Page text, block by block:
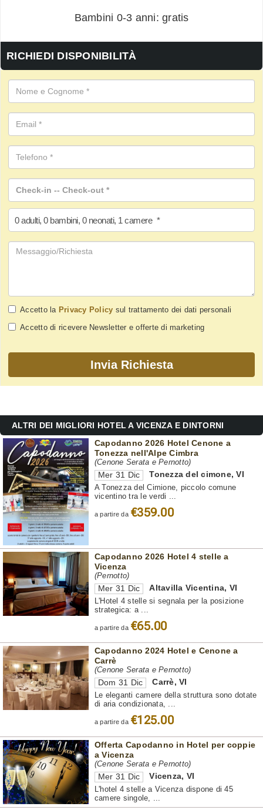
Bambini 0-3 anni: gratis
RICHIEDI DISPONIBILITÀ
0 adulti, 0 bambini, 0 neonati, 1 camere *
Accetto la Privacy Policy sul trattamento dei dati personali
Accetto di ricevere Newsletter e offerte di marketing
ALTRI DEI MIGLIORI HOTEL A VICENZA E DINTORNI
Capodanno 2026 Hotel Cenone a
Tonezza nell'Alpe Cimbra
(Cenone Serata e Pernotto)
Mer 31 Dic Tonezza del cimone,VI
A Tonezza del Cimione, piccolo comune
vicentino tra le verdi ...
a partire da €359.00
Capodanno 2026 Hotel 4 stelle a
Vicenza
(Pernotto)
Mer 31 Dic Altavilla Vicentina, VI
L'Hotel 4 stelle si segnala per la posizione
strategica: a ...
a partire da €65.00
Capodanno 2024 Hotel e Cenone a
Carrè
(Cenone Serata e Pernotto)
Dom 31 Dic Carrè,VI
Le eleganti camere della struttura sono dotate
di aria condizionata, ...
a partire da €125.00
Offerta Capodanno in Hotel per coppie
a Vicenza
(Cenone Serata e Pernotto)
Mer 31 Dic Vicenza, VI
L'hotel 4 stelle a Vicenza dispone di 45
camere singole, ...